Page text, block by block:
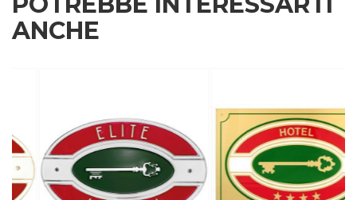
ANCHE